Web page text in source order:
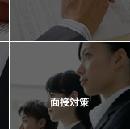
面接対策